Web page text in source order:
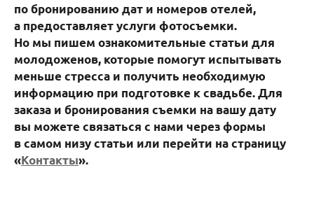
по бронированию дат и номеров отелей,
а предоставляет услуги фотосъемки.
Но мы пишем ознакомительные статьи для
молодоженов, которые помогут испытывать
меньше стресса и получить необходимую
информацию при подготовке к свадьбе. Для
заказа и бронирования съемки на вашу дату
вы можете связаться с нами через формы
в самом низу статьи или перейти на страницу
«Контакты».